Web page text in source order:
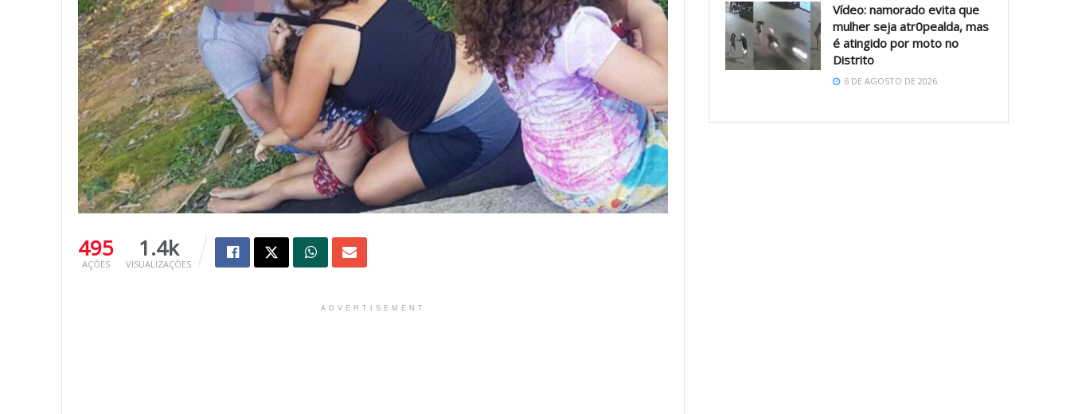
495
AÇÕES
1.4k
VISUALIZAÇÕES
ADVERTISEMENT
Vídeo: namorado evita que
mulher seja atr0pealda, mas
é atingido por moto no
Distrito
6 DE AGOSTO DE 2026